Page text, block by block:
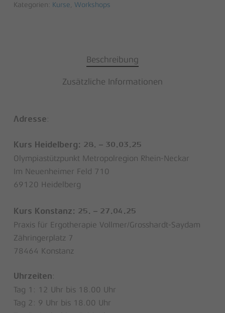
Kategorien: Kurse Workshops
Beschreibung
Zusätzliche Informationen
Adresse:
Kurs Heidelberg: 28. – 30.03.25
Olympiastützpunkt Metropolregion Rhein-Neckar
Im Neuenheimer Feld 710
69120 Heidelberg
Kurs Konstanz: 25. – 27.04.25
Praxis für Ergotherapie Vollmer/Grosshardt-Saydam
Zähringerplatz 7
78464 Konstanz
Uhrzeiten:
Tag 1: 12 Uhr bis 18.00 Uhr
Tag 2: 9 Uhr bis 18.00 Uhr